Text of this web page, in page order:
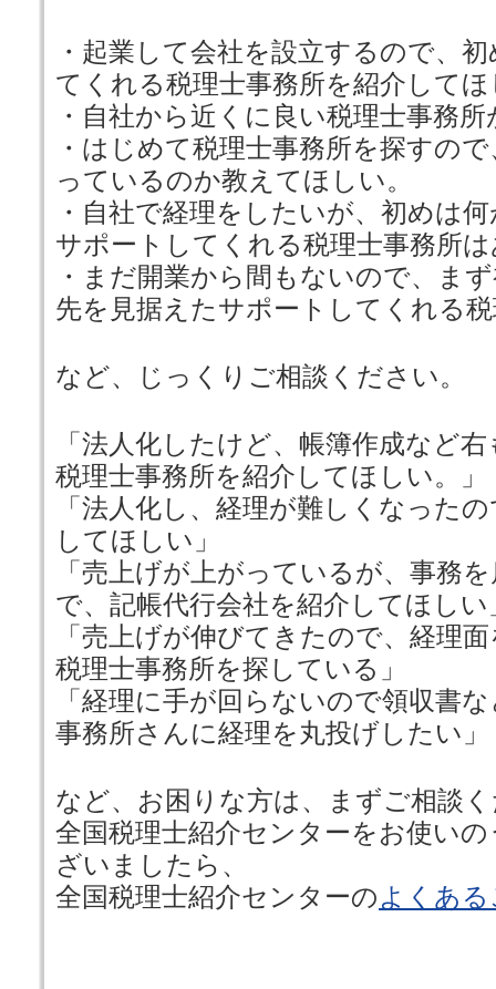
・起業して会社を設立するので、
てくれる税理士事務所を紹介して
・自社から近くに良い税理士事務
・はじめて税理士事務所を探すの
っているのか教えてほしい。
・自社で経理をしたいが、初めは
サポートしてくれる税理士事務所
・まだ開業から間もないので、ま
先を見据えたサポートしてくれる
など、じっくりご相談ください。
「法人化したけど、帳簿作成など
税理士事務所を紹介してほしい。」
「法人化し、経理が難しくなった
してほしい」
「売上げが上がっているが、事務
で、記帳代行会社を紹介してほしい
「売上げが伸びてきたので、経理
税理士事務所を探している」
「経理に手が回らないので領収書
事務所さんに経理を丸投げしたい」
など、お困りな方は、まずご相談
全国税理士紹介センターをお使い
ざいましたら、
全国税理士紹介センターのよくあ